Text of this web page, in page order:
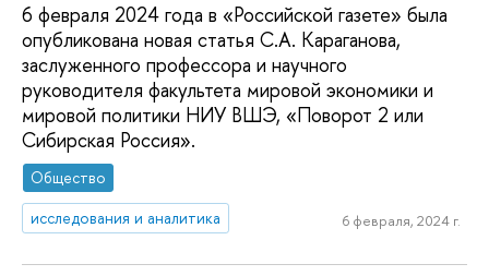
6 февраля 2024 года в «Российской газете» была
опубликована новая статья С.А. Караганова,
заслуженного профессора и научного
руководителя факультета мировой экономики и
мировой политики НИУ ВШЭ, «Поворот 2 или
Сибирская Россия».
Общество
исследования и аналитика
6 февраля, 2024 г.